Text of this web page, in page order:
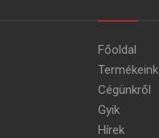
Főoldal
Termékeink
Cégünkről
Gyik
Hírek